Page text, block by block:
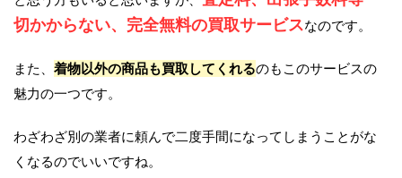
切かからない、完全無料の買取サービスなのです。
また、 着物以外の商品も買取してくれるのもこのサービスの
魅力の一つです。
わざわざ別の業者に頼んで二度手間になってしまうことがな
くなるのでいいですね。